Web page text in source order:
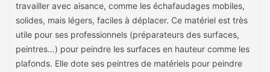
travailler avec aisance, comme les échafaudages mobiles,
solides, mais légers, faciles à déplacer. Ce matériel est très
utile pour ses professionnels (préparateurs des surfaces,
peintres…) pour peindre les surfaces en hauteur comme les
plafonds. Elle dote ses peintres de matériels pour peindre